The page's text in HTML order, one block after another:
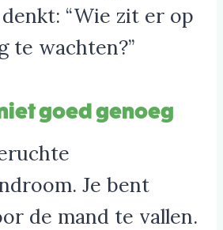
“Wie zit er op
te wachten?”
goed genoeg
Je bent
de mand te vallen.